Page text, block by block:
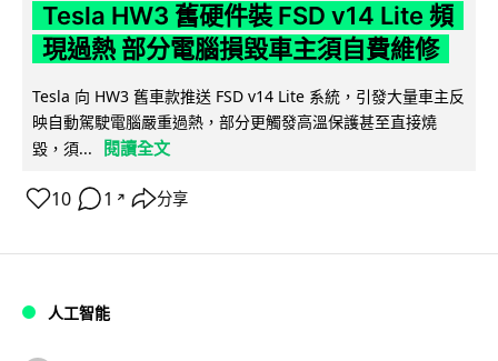
Tesla HW3 舊硬件裝 FSD v14 Lite 頻
現過熱 部分電腦損毀車主須自費維修
Tesla 向 HW3 舊車款推送 FSD v14 Lite 系統，引發大量車主反
映自動駕駛電腦嚴重過熱，部分更觸發高溫保護甚至直接燒
毀，須...
閱讀全文
10 1 ↗ 分享
人工智能